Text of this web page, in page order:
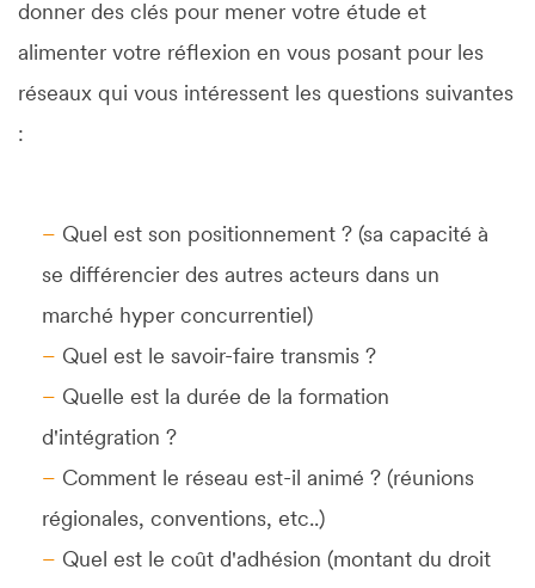
donner des clés pour mener votre étude et
alimenter votre réflexion en vous posant pour les
réseaux qui vous intéressent les questions suivantes
:
Quel est son positionnement ? (sa capacité à
se différencier des autres acteurs dans un
marché hyper concurrentiel)
Quel est le savoir-faire transmis ?
Quelle est la durée de la formation
d'intégration ?
Comment le réseau est-il animé ? (réunions
régionales, conventions, etc..)
Quel est le coût d'adhésion (montant du droit